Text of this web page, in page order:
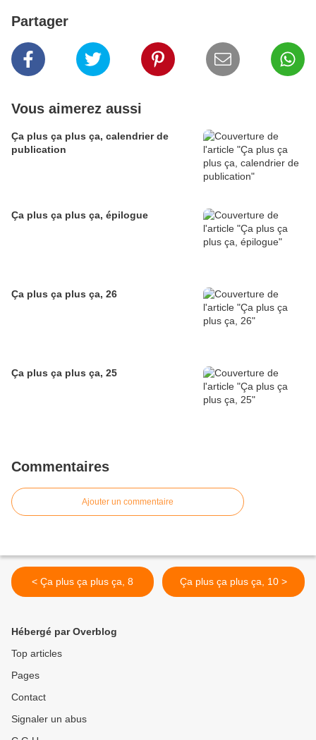
Partager
Vous aimerez aussi
Ça plus ça plus ça, calendrier de
publication
Ça plus ça plus ça, épilogue
Ça plus ça plus ça, 26
Ça plus ça plus ça, 25
Commentaires
Ajouter un commentaire
< Ça plus ça plus ça, 8 Ça plus ça plus ça, 10 >
Hébergé par Overblog
Top articles
Pages
Contact
Signaler un abus